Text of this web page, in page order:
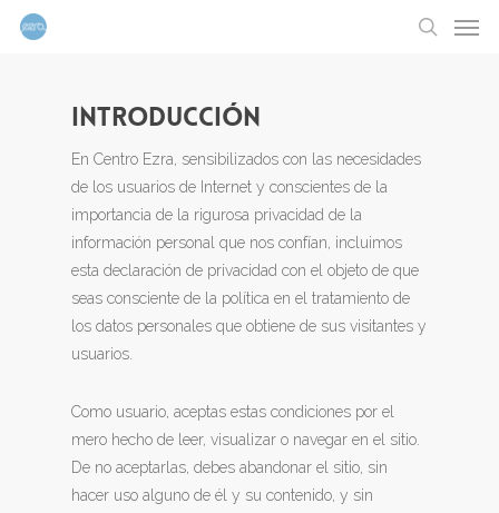
Skip
INTRODUCCIÓN
En Centro Ezra, sensibilizados con las necesidades
de los usuarios de Internet y conscientes de la
importancia de la rigurosa privacidad de la
información personal que nos confían, incluimos
esta declaración de privacidad con el objeto de que
seas consciente de la política en el tratamiento de
los datos personales que obtiene de sus visitantes y
usuarios.
Como usuario, aceptas estas condiciones por el
mero hecho de leer, visualizar o navegar en el sitio.
De no aceptarlas, debes abandonar el sitio, sin
hacer uso alguno de él y su contenido, y sin